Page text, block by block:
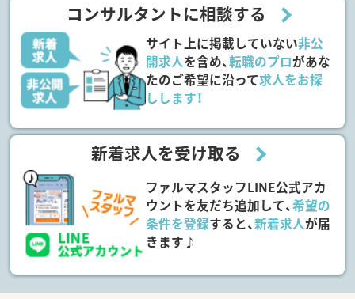
コンサルタントに相談する
サイト上に掲載していない非公
開求人を含め、転職のプロがあな
たのご希望に沿って求人をお探
しします！
新着求人を受け取る
ファルマスタッフLINE公式アカ
ウントを友だち追加して、希望の
条件を登録すると、新着求人が届
きます♪